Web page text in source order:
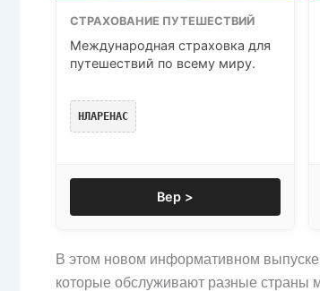
СТРАХОВАНИЕ ПУТЕШЕСТВИЙ
Международная страховка для
путешествий по всему миру.
НЛАРЕНАС
Вер >
В этом новом информативном
которые обслуживают разные страны